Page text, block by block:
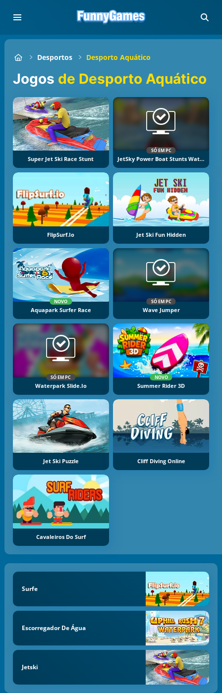
Desportos Desporto Aquático
Jogos de Desporto Aquático
Super Jet Ski Race Stunt
SÓ EM PC
JetSky Power Boat Stunts Water Racing
FlipSurf.io Jet Ski Fun Hidden
NOVO
Aquapark Surfer Race
SÓ EM PC
Wave Jumper
SÓ EM PC
Waterpark Slide.io
NOVO
Summer Rider 3D
Jet Ski Puzzle Cliff Diving Online
Cavaleiros Do Surf
Surfe
Escorregador De Água
Jetski